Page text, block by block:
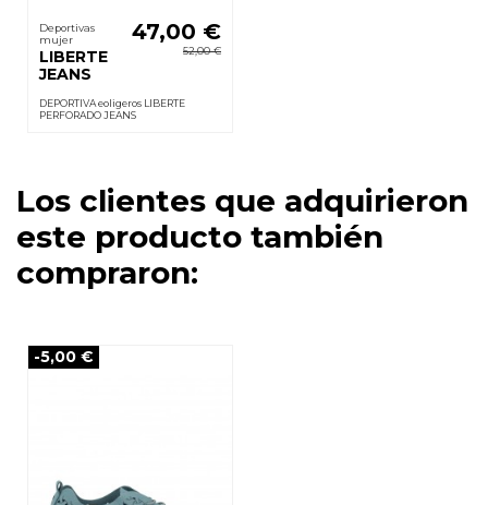
Deportivas
mujer
LIBERTE
JEANS
47,00 €
52,00 €
DEPORTIVA eoligeros LIBERTE
PERFORADO JEANS
Los clientes que adquirieron
este producto también
compraron:
-5,00 €